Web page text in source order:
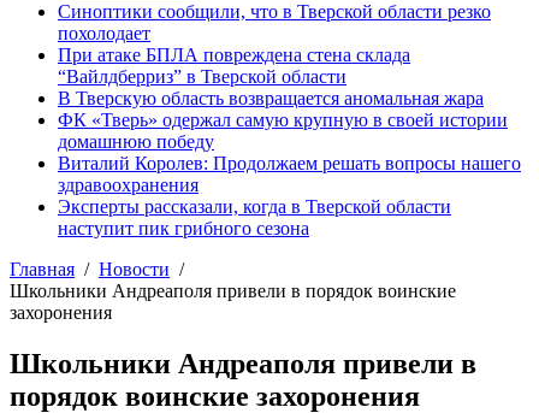
Синоптики сообщили, что в Тверской области резко
похолодает
При атаке БПЛА повреждена стена склада
“Вайлдберриз” в Тверской области
В Тверскую область возвращается аномальная жара
ФК «Тверь» одержал самую крупную в своей истории
домашнюю победу
Виталий Королев: Продолжаем решать вопросы нашего
здравоохранения
Эксперты рассказали, когда в Тверской области
наступит пик грибного сезона
Главная
Новости
Школьники Андреаполя привели в порядок воинские
захоронения
Школьники Андреаполя привели в
порядок воинские захоронения